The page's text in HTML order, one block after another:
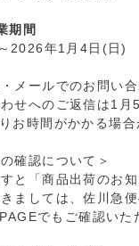
期間
2026年1月4日(日)
メールでのお問い
せへのご返信は1月
お時間がかかる場合
確認について＞
と「商品出荷のお
ましては、佐川急
でもご確認いた